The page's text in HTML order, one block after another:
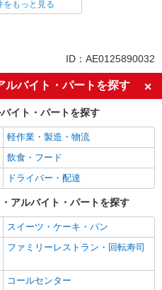
産休・育休取得実績あり
をもっと見る
ID：AE0125890032
ルバイト・パートを探す
イト・パートを探す
軽作業・製造・物流
飲食・フード
ドライバー・配達
アルバイト・パートを探す
スイーツ・ケーキ・パン
ファミリーレストラン・回転寿司
コールセンター